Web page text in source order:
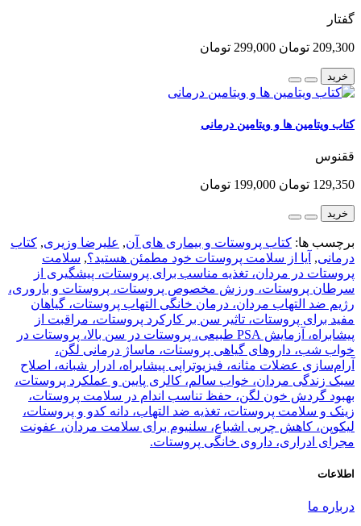
گفتار
209,300 تومان 299,000 تومان
خرید
کتاب ویتامین ها و ویتامین درمانی
ققنوس
129,350 تومان 199,000 تومان
خرید
برچسب ها: کتاب پروستات و بیماری های آن, علیرضا وزیری, کتاب
درمانی, آیا از سلامت پروستات خود مطمئن هستید؟, سلامت
پروستات در مردان، تغذیه مناسب برای پروستات، پیشگیری از
سرطان پروستات، ورزش مخصوص پروستات، پروستات و باروری،
رژیم ضد التهاب مردان، درمان خانگی التهاب پروستات، گیاهان
مفید برای پروستات، تاثیر سن بر کارکرد پروستات، مراقبت از
پیشابراه، آزمایش PSA طبیعی، پروستات در سن بالا، پروستات در
خواب شب، داروهای گیاهی پروستات، ماساژ درمانی لگن،
آرام‌سازی عضلات مثانه، فیزیوتراپی پیشابراه، ادرار شبانه، اصلاح
سبک زندگی مردان، خواب سالم، کالری پایین و عملکرد پروستات،
بهبود گردش خون لگن، حفظ تناسب اندام در سلامت پروستات،
زینک و سلامت پروستات، تغذیه ضد التهاب، دانه کدو و پروستات،
لیکوپن، کاهش چربی اشباع، سلنیوم برای سلامت مردان، عفونت
مجرای ادراری، داروی خانگی پروستات.
اطلاعات
درباره ما